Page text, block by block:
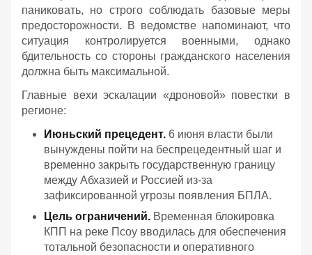
паниковать, но строго соблюдать базовые меры
предосторожности. В ведомстве напоминают, что
ситуация контролируется военными, однако
бдительность со стороны гражданского населения
должна быть максимальной.
Главные вехи эскалации «дроновой» повестки в
регионе:
Июньский прецедент. 6 июня власти были
вынуждены пойти на беспрецедентный шаг и
временно закрыть государственную границу
между Абхазией и Россией из-за
зафиксированной угрозы появления БПЛА.
Цель ограничений. Временная блокировка
КПП на реке Псоу вводилась для обеспечения
тотальной безопасности и оперативного